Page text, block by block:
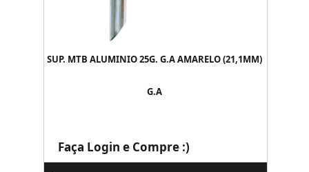
SUP. MTB ALUMINIO 25G. G.A AMARELO (21,1MM)
G.A
Faça Login e Compre :)